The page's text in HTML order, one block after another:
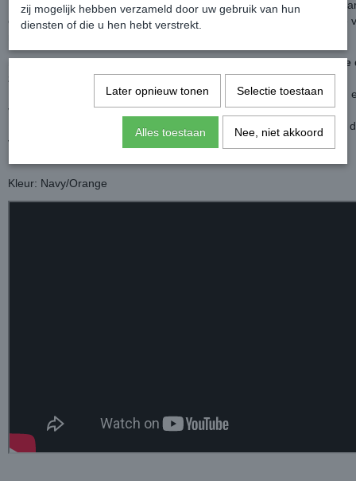
Deze therapy deken is de ideale keuze voor de behandeling van
chronische artritis of rugproblemen en helpt bij het ​​herstel proces te
Deze MESH cooler is ook goed te gebruiken tijdens de warmere
zijkanten zijn voorzien van mesh vliegenstof.
De deken is voorzien van de Snap-lock magnetische voorsluiting en
voorsluiting met klittenbandoverslag, kruissingels en een bilkoord.
Daarnaast is het mogelijk om een hals aan de deken te bevestigen,
verkrijgbaar.
Kleur: Navy/Orange
zij mogelijk hebben verzameld door uw gebruik van hun
diensten of die u hen hebt verstrekt.
Later opnieuw tonen Selectie toestaan
Alles toestaan Nee, niet akkoord